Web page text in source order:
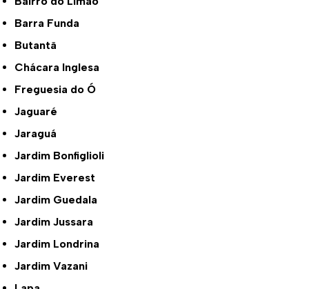
Barra Funda
Butantã
Chácara Inglesa
Freguesia do Ó
Jaguaré
Jaraguá
Jardim Bonfiglioli
Jardim Everest
Jardim Guedala
Jardim Jussara
Jardim Londrina
Jardim Vazani